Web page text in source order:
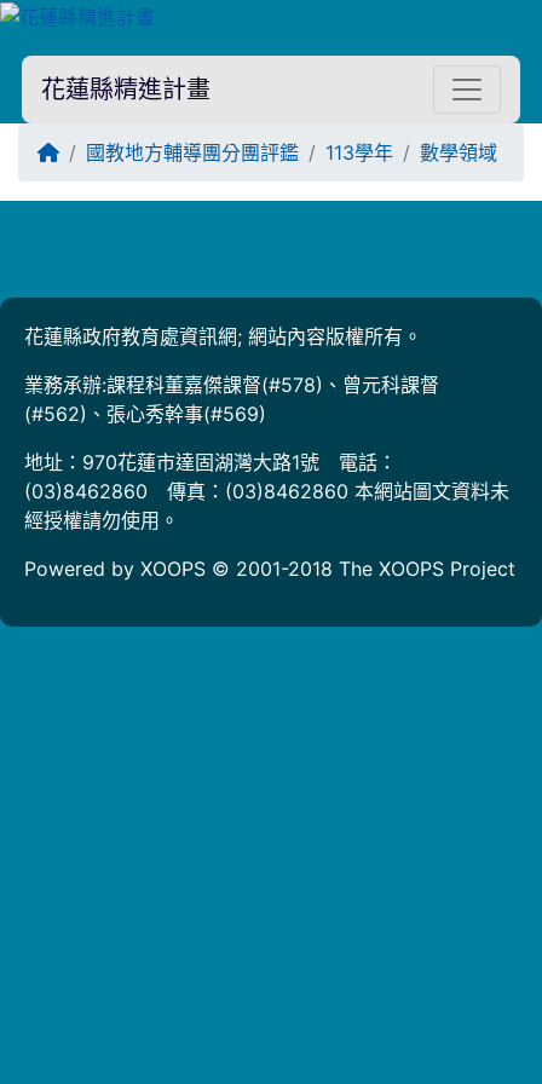
花蓮縣精進計畫
回首頁國教地方輔導團分團評鑑 113學年 數學領域
花蓮縣政府教育處資訊網; 網站內容版權所有。
業務承辦:課程科董嘉傑課督(#578)、曾元科課督
(#562)、張心秀幹事(#569)
地址：970花蓮市達固湖灣大路1號 電話：
(03)8462860 傳真：(03)8462860 本網站圖文資料未
經授權請勿使用。
Powered by XOOPS © 2001-2018 The XOOPS Project